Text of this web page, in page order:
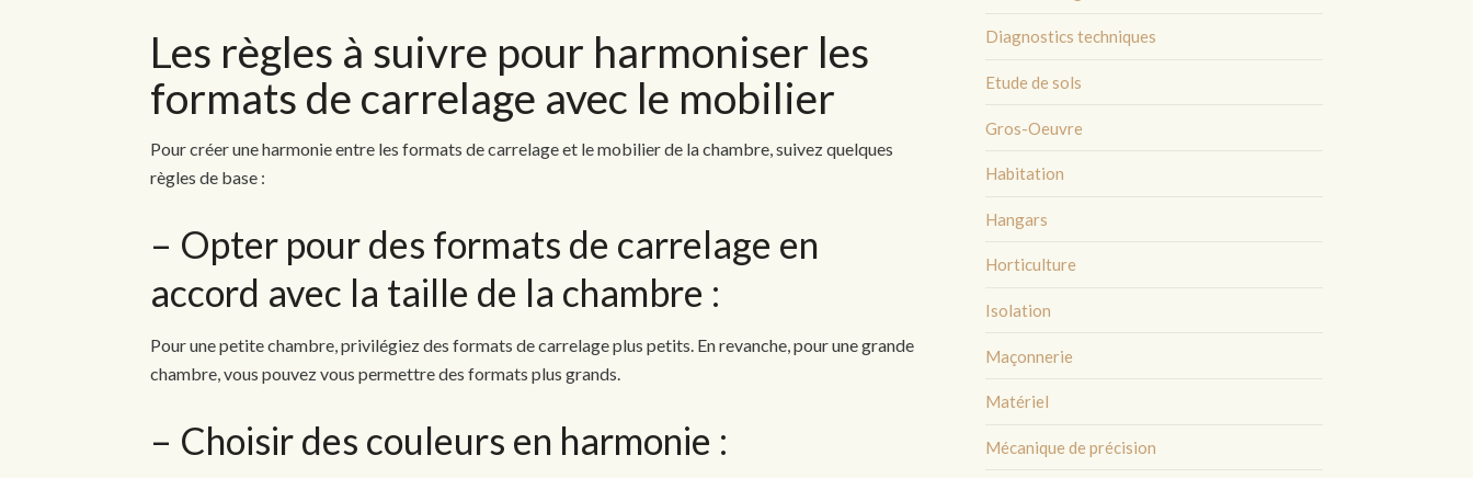
Les règles à suivre pour harmoniser les
formats de carrelage avec le mobilier
Pour créer une harmonie entre les formats de carrelage et le mobilier de la chambre, suivez quelques
règles de base :
– Opter pour des formats de carrelage en
accord avec la taille de la chambre :
Pour une petite chambre, privilégiez des formats de carrelage plus petits. En revanche, pour une grande
chambre, vous pouvez vous permettre des formats plus grands.
– Choisir des couleurs en harmonie :
Diagnostics techniques
Etude de sols
Gros-Oeuvre
Habitation
Hangars
Horticulture
Isolation
Maçonnerie
Matériel
Mécanique de précision